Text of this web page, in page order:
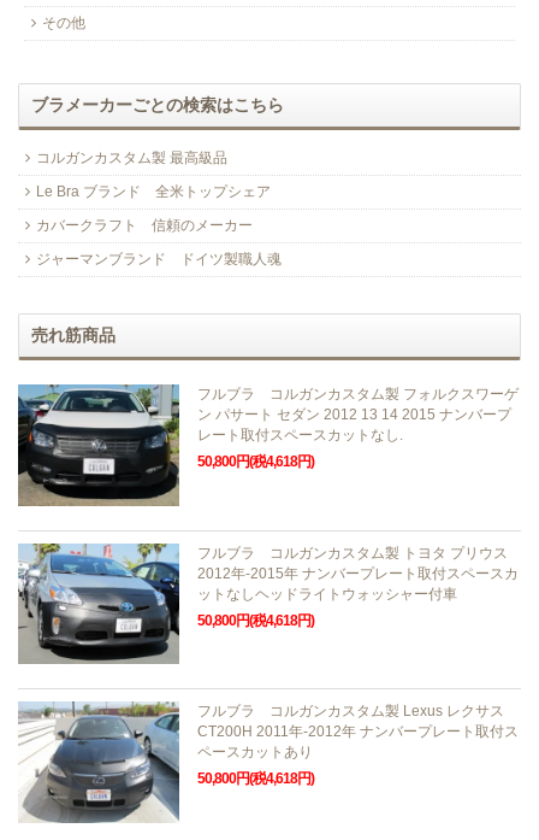
その他
ブラメーカーごとの検索はこちら
コルガンカスタム製 最高級品
Le Bra ブランド 全米トップシェア
カバークラフト 信頼のメーカー
ジャーマンブランド ドイツ製職人魂
売れ筋商品
フルブラ コルガンカスタム製 フォルクスワーゲ
ン パサート セダン 2012 13 14 2015 ナンバープ
レート取付スペースカットなし.
50,800円(税4,618円)
フルブラ コルガンカスタム製 トヨタ プリウス
2012年-2015年 ナンバープレート取付スペースカ
ットなしヘッドライトウォッシャー付車
50,800円(税4,618円)
フルブラ コルガンカスタム製 Lexus レクサス
CT200H 2011年-2012年 ナンバープレート取付ス
ペースカットあり
50,800円(税4,618円)